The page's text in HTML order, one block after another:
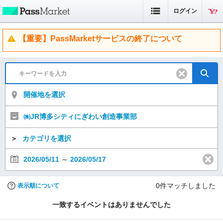
ログイン
【重要】PassMarketサービスの終了について
開催地を選択
㈱JR博多シティにぎわい創造事業部
＞ カテゴリを選択
2026/05/11 ～ 2026/05/17
表示順について 0件マッチしました
一致するイベントはありませんでした